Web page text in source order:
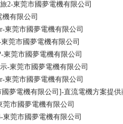
2-東莞市國夢電機有限公司
有限公司
東莞市國夢電機有限公司
莞市國夢電機有限公司
東莞市國夢電機有限公司
-東莞市國夢電機有限公司
東莞市國夢電機有限公司
夢電機有限公司]-直流電機方案提供
莞市國夢電機有限公司
東莞市國夢電機有限公司